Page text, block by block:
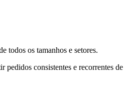
todos os tamanhos e setores.
consistentes e recorrentes